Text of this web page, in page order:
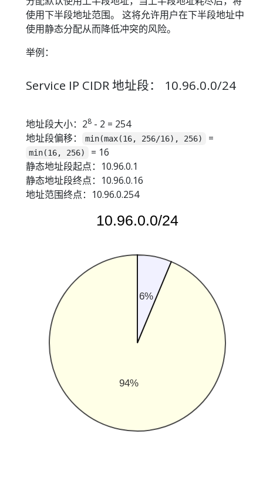
使用下半段地址范围。 这将允许用户在下半段地址中
使用静态分配从而降低冲突的风险。
举例：
Service IP CIDR 地址段： 10.96.0.0/24
地址段大小：28 - 2 = 254
地址段偏移：
min(max(16, 256/16), 256) =
min(16, 256)
= 16
静态地址段起点：10.96.0.1
静态地址段终点：10.96.0.16
地址范围终点：10.96.0.254
6%
94%
10.96.0.0/24